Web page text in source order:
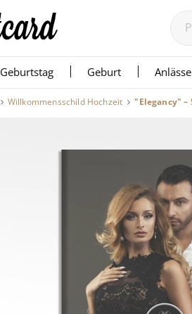
Geburtstag Geburt Anlässe
Willkommensschild Hochzeit "Elegancy" –